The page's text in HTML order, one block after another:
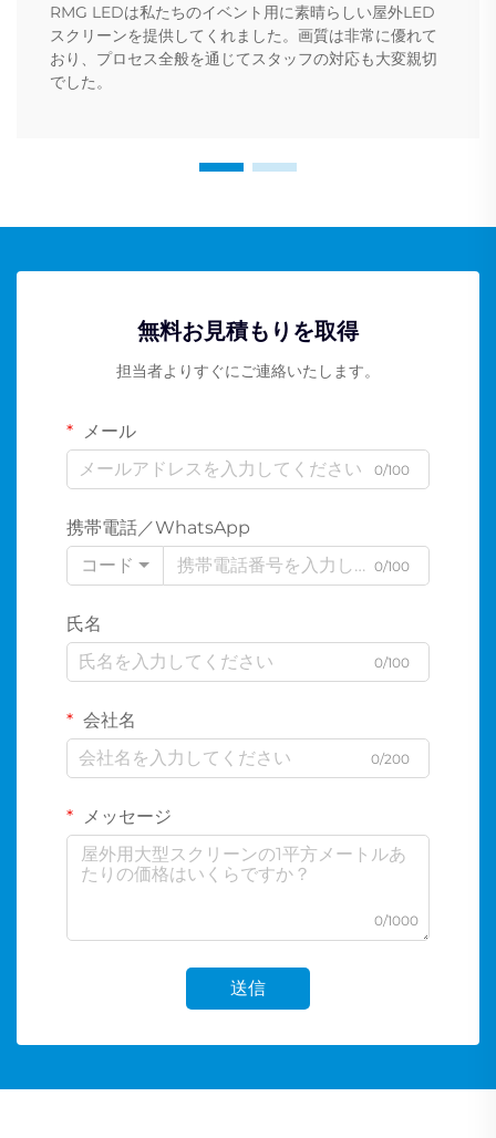
RMG LEDは私たちのイベント用に素晴らしい屋外LED
スクリーンを提供してくれました。画質は非常に優れて
おり、プロセス全般を通じてスタッフの対応も大変親切
でした。
無料お見積もりを取得
担当者よりすぐにご連絡いたします。
メール
0/100
携帯電話／WhatsApp
コード
0/100
氏名
0/100
会社名
0/200
メッセージ
0/1000
送信